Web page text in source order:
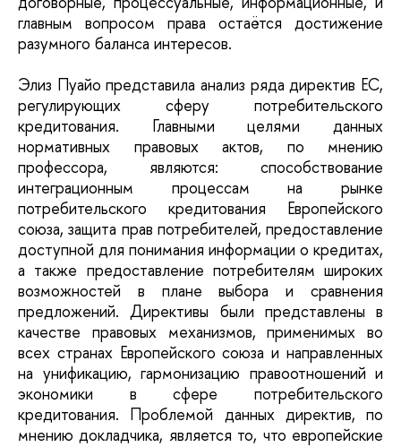
главным вопросом права остаётся достижение
разумного баланса интересов.
Элиз Пуайо представила анализ ряда директив ЕС,
регулирующих сферу потребительского
кредитования. Главными целями данных
нормативных правовых актов, по мнению
профессора, являются: способствование
интеграционным процессам на рынке
потребительского кредитования Европейского
союза, защита прав потребителей, предоставление
доступной для понимания информации о кредитах,
а также предоставление потребителям широких
возможностей в плане выбора и сравнения
предложений. Директивы были представлены в
качестве правовых механизмов, применимых во
всех странах Европейского союза и направленных
на унификацию, гармонизацию правоотношений и
экономики в сфере потребительского
кредитования. Проблемой данных директив, по
мнению докладчика, является то, что европейские